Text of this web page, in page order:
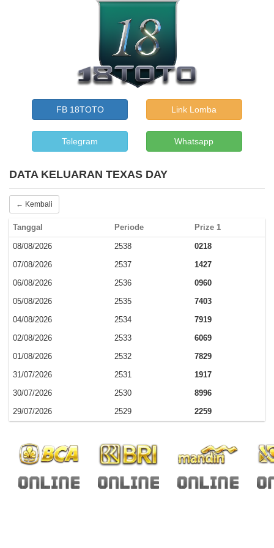
FB 18TOTO Link Lomba
Telegram Whatsapp
DATA KELUARAN TEXAS DAY
← Kembali
Tanggal Periode Prize 1
08/08/2026 2538
0218
07/08/2026
2537
1427
06/08/2026
2536
0960
05/08/2026
2535
7403
04/08/2026
2534
7919
02/08/2026
2533
6069
01/08/2026
2532
7829
31/07/2026
2531
1917
30/07/2026
2530
8996
29/07/2026
2529 2259